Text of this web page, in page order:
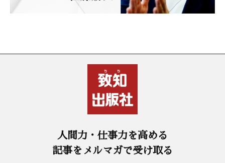
人間力・仕事力を高める
記事をメルマガで受け取る